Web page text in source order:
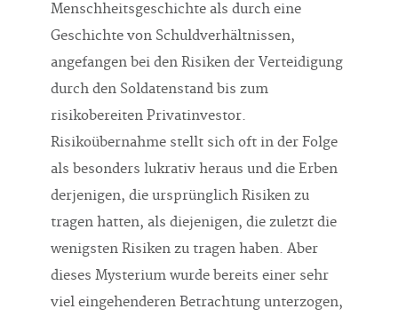
Menschheitsgeschichte als durch eine
Geschichte von Schuldverhältnissen,
angefangen bei den Risiken der Verteidigung
durch den Soldatenstand bis zum
risikobereiten Privatinvestor.
Risikoübernahme stellt sich oft in der Folge
als besonders lukrativ heraus und die Erben
derjenigen, die ursprünglich Risiken zu
tragen hatten, als diejenigen, die zuletzt die
wenigsten Risiken zu tragen haben. Aber
dieses Mysterium wurde bereits einer sehr
viel eingehenderen Betrachtung unterzogen,